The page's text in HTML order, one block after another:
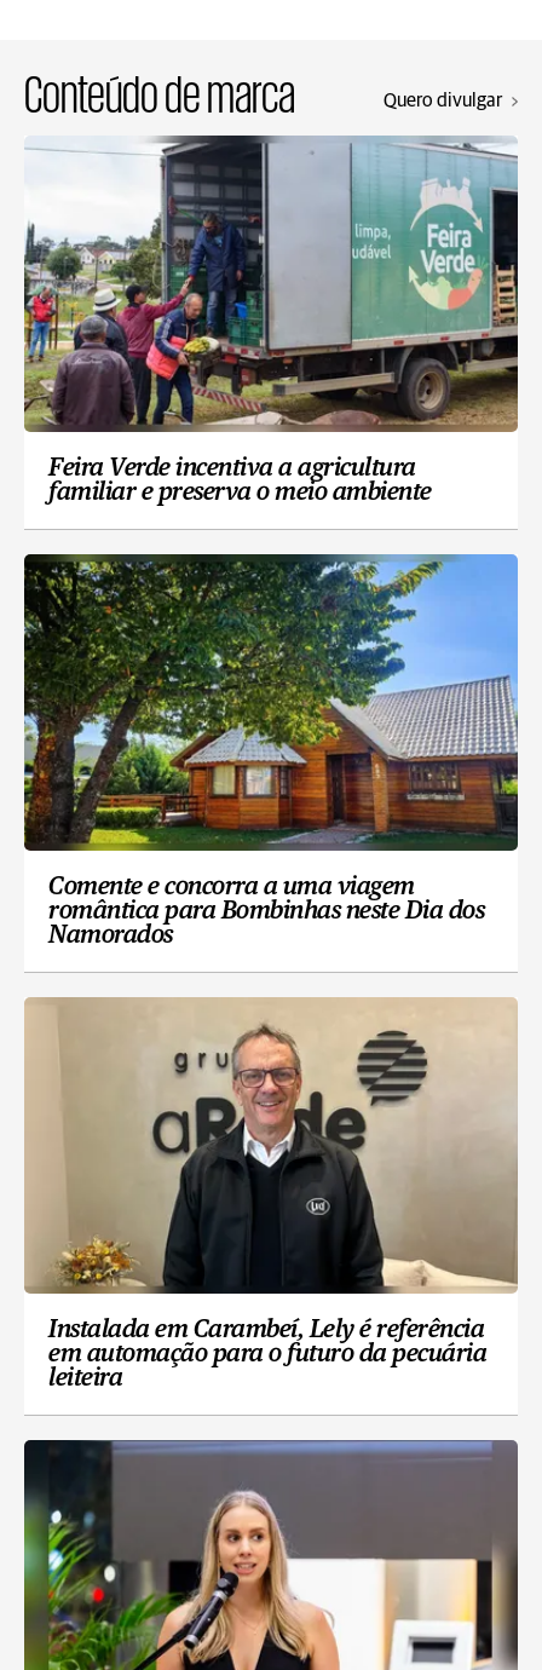
Conteúdo de marca Quero divulgar
Feira Verde incentiva a agricultura
familiar e preserva o meio ambiente
Comente e concorra a uma viagem
romântica para Bombinhas neste Dia dos
Namorados
Instalada em Carambeí, Lely é referência
em automação para o futuro da pecuária
leiteira